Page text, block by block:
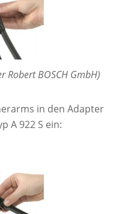
Robert BOSCH GmbH)
in den Adapter
A 922 S ein: